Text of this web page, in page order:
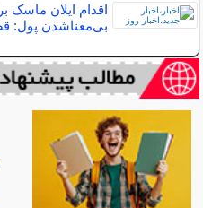
اقدام ایلان ماسک
بی‌معناشدن پول: